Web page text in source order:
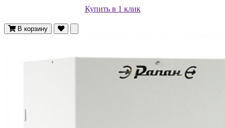
Купить в 1 клик
В корзину